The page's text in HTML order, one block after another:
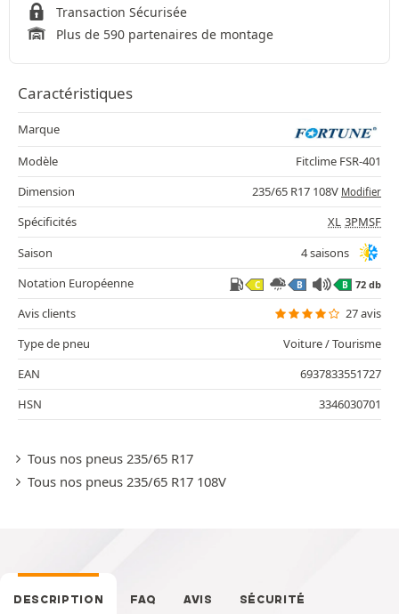
Transaction Sécurisée
Plus de 590 partenaires de montage
Caractéristiques
Marque
Modèle
Fitclime FSR-401
Dimension
235/65 R17 108V Modifier
Spécificités XL 3PMSF
Saison
4 saisons
Notation Européenne
C B B 72 db
Avis clients
27 avis
Type de pneu
Voiture / Tourisme
EAN
6937833551727
HSN
3346030701
Tous nos pneus 235/65 R17
Tous nos pneus 235/65 R17 108V
DESCRIPTION FAQ AVIS SÉCURITÉ